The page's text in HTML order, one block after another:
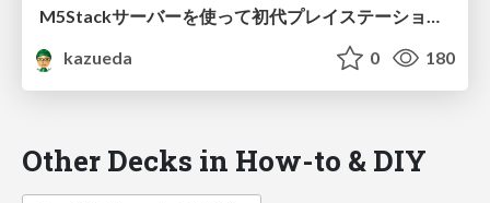
M5Stackサーバーを使って初代プレイステーションでuClinuxのカーネルを起動
kazueda
0 180
Other Decks in How-to & DIY